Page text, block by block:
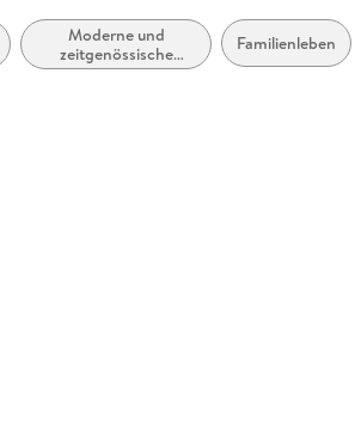
Moderne und
zeitgenössische
Liebesromane /
Familienleben